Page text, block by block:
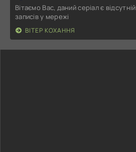
Вітаємо Вас, даний серіал є
записів у мережі
ВІТЕР КОХАННЯ